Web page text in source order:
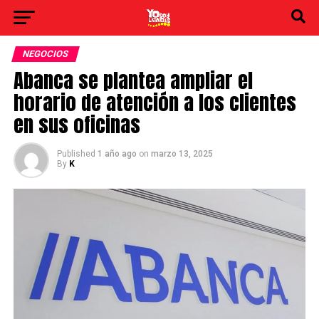
NEGOCIOS
Abanca se plantea ampliar el
horario de atención a los clientes
en sus oficinas
Published 1 año ago on marzo 13, 2025
By K